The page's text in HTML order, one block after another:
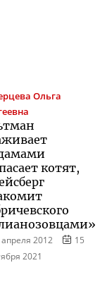
Ольга
котят,
апреля 2012
15
2021